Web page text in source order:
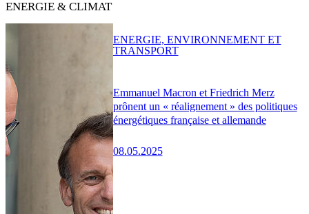
ENERGIE & CLIMAT
Emmanuel Macron et Friedrich Merz
prônent un « réalignement » des politiques
énergétiques française et allemande
08.05.2025
ENERGIE, ENVIRONNEMENT ET
TRANSPORT